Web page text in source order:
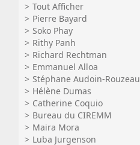
Tout Afficher
Pierre Bayard
Soko Phay
Rithy Panh
Richard Rechtman
Emmanuel Alloa
Stéphane Audoin-Rouzeau
Hélène Dumas
Catherine Coquio
Bureau du CIREMM
Maira Mora
Luba Jurgenson